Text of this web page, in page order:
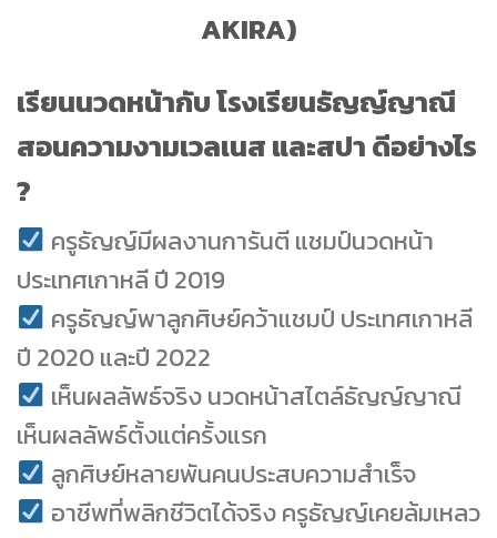
AKIRA)
เรียนนวดหน้ากับ โรงเรียนธัญญ์ญาณี
สอนความงามเวลเนส และสปา ดีอย่างไร
?
ครูธัญญ์มีผลงานการันตี แชมป์นวดหน้า
ประเทศเกาหลี ปี 2019
ครูธัญญ์พาลูกศิษย์คว้าแชมป์ ประเทศเกาหลี
ปี 2020 และปี 2022
เห็นผลลัพธ์จริง นวดหน้าสไตล์ธัญญ์ญาณี
เห็นผลลัพธ์ตั้งแต่ครั้งแรก
ลูกศิษย์หลายพันคนประสบความสำเร็จ
อาชีพที่พลิกชีวิตได้จริง ครูธัญญ์เคยล้มเหลว